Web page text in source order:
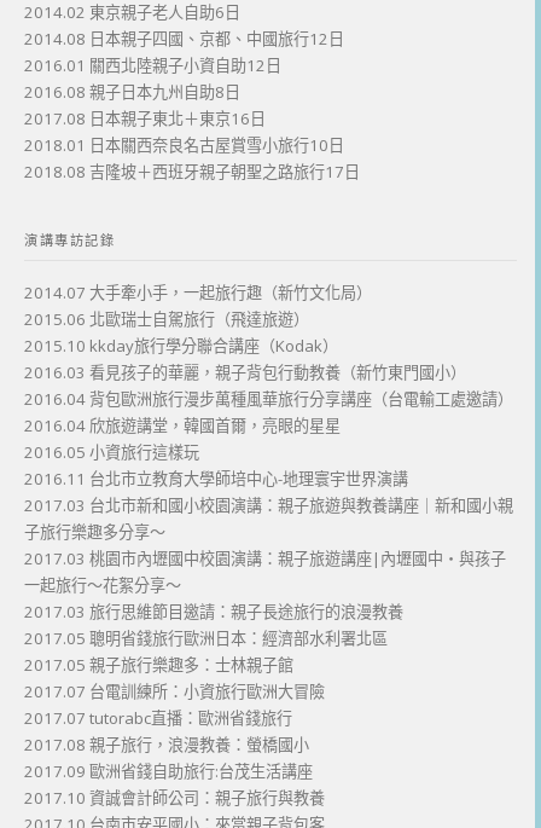
2014.02 東京親子老人自助6日
2014.08 日本親子四國、京都、中國旅行12日
2016.01 關西北陸親子小資自助12日
2016.08 親子日本九州自助8日
2017.08 日本親子東北＋東京16日
2018.01 日本關西奈良名古屋賞雪小旅行10日
2018.08 吉隆坡＋西班牙親子朝聖之路旅行17日
演講專訪記錄
2014.07 大手牽小手，一起旅行趣（新竹文化局）
2015.06 北歐瑞士自駕旅行（飛達旅遊）
2015.10 kkday旅行學分聯合講座（Kodak）
2016.03 看見孩子的華麗，親子背包行動教養（新竹東門國小）
2016.04 背包歐洲旅行漫步萬種風華旅行分享講座（台電輸工處邀請）
2016.04 欣旅遊講堂，韓國首爾，亮眼的星星
2016.05 小資旅行這樣玩
2016.11 台北市立教育大學師培中心-地理寰宇世界演講
2017.03 台北市新和國小校園演講：親子旅遊與教養講座｜新和國小親
子旅行樂趣多分享～
2017.03 桃園市內壢國中校園演講：親子旅遊講座|內壢國中・與孩子
一起旅行～花絮分享～
2017.03 旅行思維節目邀請：親子長途旅行的浪漫教養
2017.05 聰明省錢旅行歐洲日本：經濟部水利署北區
2017.05 親子旅行樂趣多：士林親子館
2017.07 台電訓練所：小資旅行歐洲大冒險
2017.07 tutorabc直播：歐洲省錢旅行
2017.08 親子旅行，浪漫教養：螢橋國小
2017.09 歐洲省錢自助旅行:台茂生活講座
2017.10 資誠會計師公司：親子旅行與教養